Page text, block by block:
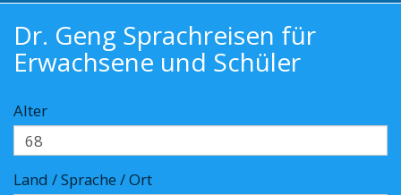
Dr. Geng Sprachreisen für
Erwachsene und Schüler
Alter
Land / Sprache / Ort